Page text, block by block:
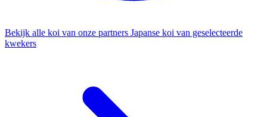
Bekijk alle koi van onze partners Japanse koi van geselecteerde
kwekers